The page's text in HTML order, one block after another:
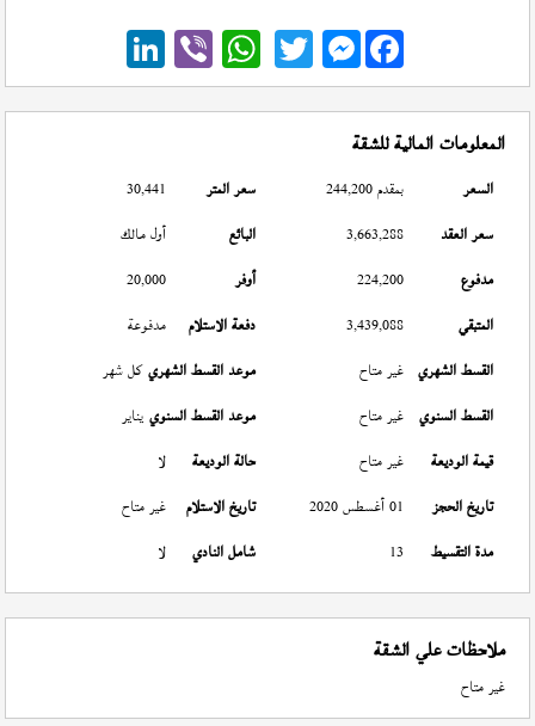
Messenger
المعلومات المالية للشقة
السعر بمقدم 244,200 سعر المتر
30,441
سعر العقد
3,663,288 البائع
أول مالك
مدفوع
224,200 أوفر
20,000
المتبقي
3,439,088 دفعة الاستلام
مدفوعة
القسط الشهري غير متاح موعد القسط الشهري كل شهر
القسط السنوي غير متاح موعد القسط السنوي يناير
قيمة الوديعة
غير متاح حالة الوديعة
لا
تاريخ الحجز
01 أغسطس 2020 تاريخ الاستلام
غير متاح
مدة التقسيط
13 شامل النادي لا
ملاحظات علي الشقة
غير متاح